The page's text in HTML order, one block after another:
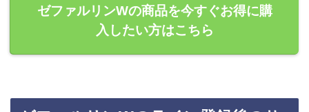
ゼファルリンWの商品を今すぐお得に購
入したい方はこちら